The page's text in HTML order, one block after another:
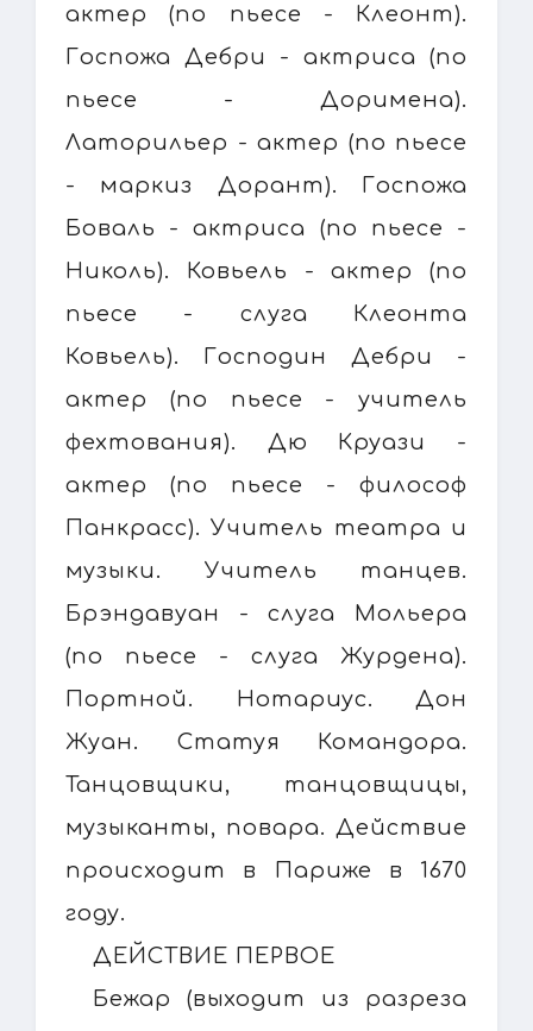
актер (по пьесе - Клеонт).
Госпожа Дебри - актриса (по
пьесе - Доримена).
Латорильер - актер (по пьесе
- маркиз Дорант). Госпожа
Боваль - актриса (по пьесе -
Николь). Ковьель - актер (по
пьесе - слуга Клеонта
Ковьель). Господин Дебри -
актер (по пьесе - учитель
фехтования). Дю Круази -
актер (по пьесе - философ
Панкрасс). Учитель театра и
музыки. Учитель танцев.
Брэндавуан - слуга Мольера
(по пьесе - слуга Журдена).
Портной. Нотариус. Дон
Жуан. Статуя Командора.
Танцовщики, танцовщицы,
музыканты, повара. Действие
происходит в Париже в 1670
году.
ДЕЙСТВИЕ ПЕРВОЕ
Бежар (выходит из разреза